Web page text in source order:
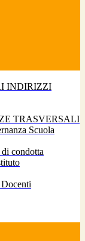
INDIRIZZI
TRASVERSALI
Scuola
condotta